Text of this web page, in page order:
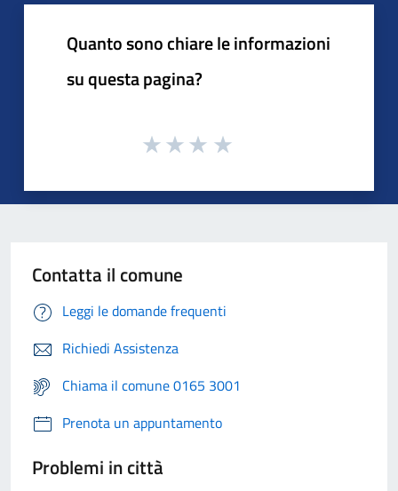
Quanto sono chiare le informazioni
su questa pagina?
Contatta il comune
Leggi le domande frequenti
Richiedi Assistenza
Chiama il comune 0165 3001
Prenota un appuntamento
Problemi in città